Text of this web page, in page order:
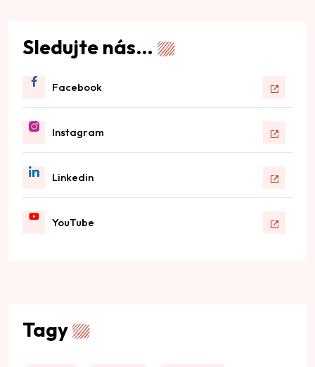
Sledujte nás…
Facebook
Instagram
Linkedin
YouTube
Tagy